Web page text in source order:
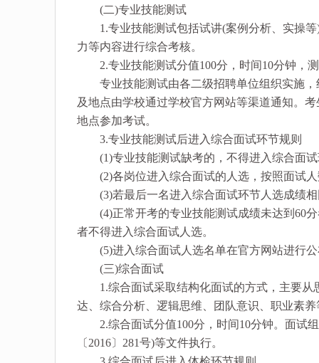
(二)专业技能测试
1.专业技能测试包括试讲(案例分析、实操等)
力等内容进行综合考核。
2.专业技能测试分值100分，时间10分钟，
专业技能测试由各二级招聘单位组织实施，
及地点由学校通过学校官方网站等渠道通知。
地点参加考试。
3.专业技能测试后进入综合面试环节规则
(1)专业技能测试缺考的，不得进入综合面试
(2)各岗位进入综合面试的人选，按照面试人
(3)若最后一名进入综合面试环节人选成绩相
(4)正常开考的专业技能测试成绩未达到60分
者不得进入综合面试人选。
(5)进入综合面试人选名单在官方网站进行公
(三)综合面试
1.综合面试采取结构化面试的方式，主要从
达、综合分析、逻辑思维、团队意识、职业素
2.综合面试分值100分，时间10分钟。面试组
〔2016〕281号)等文件执行。